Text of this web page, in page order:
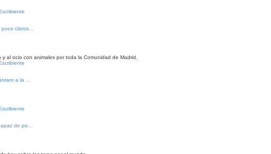
claros…
al ocio con animales por toda la Comunidad de Madrid.
a la …
de po…